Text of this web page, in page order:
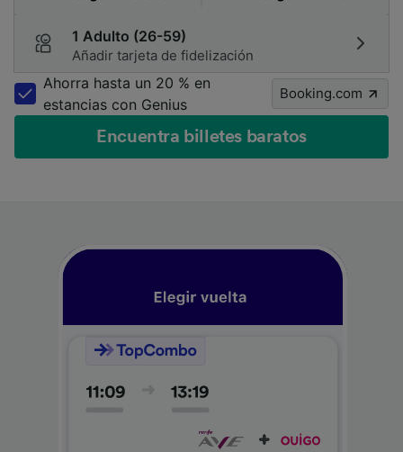
1 Adulto (26-59)
Añadir tarjeta de fidelización
Ahorra hasta un 20 % en
estancias con Genius
Booking.com
Encuentra billetes baratos